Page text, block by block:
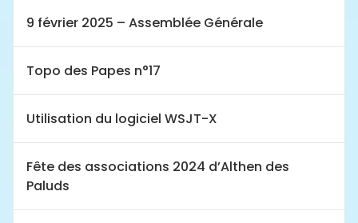
9 février 2025 – Assemblée Générale
Topo des Papes n°17
Utilisation du logiciel WSJT-X
Fête des associations 2024 d’Althen des
Paluds